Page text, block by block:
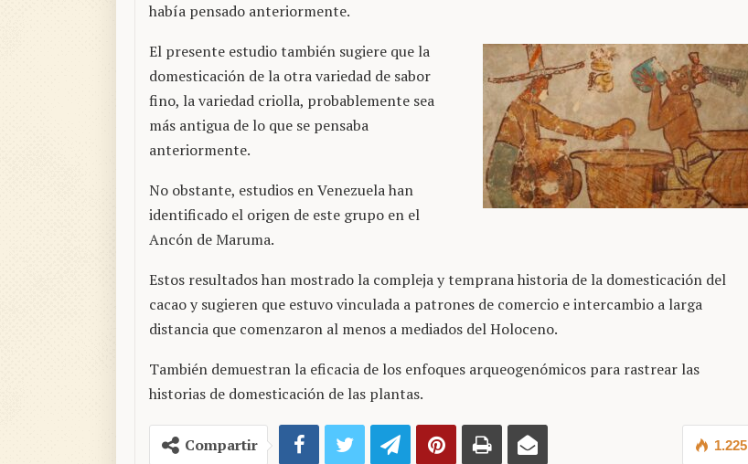
había pensado anteriormente.
El presente estudio también sugiere que la
domesticación de la otra variedad de sabor
fino, la variedad criolla, probablemente sea
más antigua de lo que se pensaba
anteriormente.
No obstante, estudios en Venezuela han
identificado el origen de este grupo en el
Ancón de Maruma.
Estos resultados han mostrado la compleja y temprana historia de la domesticación del
cacao y sugieren que estuvo vinculada a patrones de comercio e intercambio a larga
distancia que comenzaron al menos a mediados del Holoceno.
También demuestran la eficacia de los enfoques arqueogenómicos para rastrear las
historias de domesticación de las plantas.
1.225
Compartir